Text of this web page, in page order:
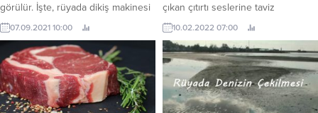
görülür. İşte, rüyada dikiş makinesi
görmek nasıl yorumlanır? Siyah
dikiş makinesi görmek ne anlama
gelir? Gibi soruların cevabı
yazımızın devamında. Rüyada dikiş
makinesi görmek, rüyayı gören
bireyin azmine, mücadeleci ve
çalışkan ruhuna delalet eder. Bu
07.09.2021 10:00
çıkan çıtırtı seslerine taviz
vermeyeceğinize, servetinizin asla
azalmayacağına, büyük bir atılım
yapacağınıza ve iş hayatınızda
büyük bir yer tutacağınıza rivayet
eder. Büyük işler sayesinde hayatta
yüksek statülere geleceğinize,
bütün işlerinizin iyi rızık
10.02.2022 07:00